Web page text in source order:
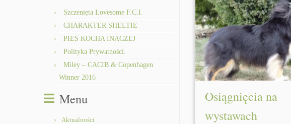
Szczenięta Lovesome F.C.I.
CHARAKTER SHELTIE
PIES KOCHA INACZEJ
Polityka Prywatności.
Miley – CACIB & Copenhagen
Winner 2016
Menu
Aktualności
Osiągnięcia na
wystawach